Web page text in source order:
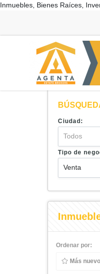
Inmuebles, Bienes Raíces,
Ciudad:
Todos
Tipo de
Venta
Ordenar por:
Más nuevo